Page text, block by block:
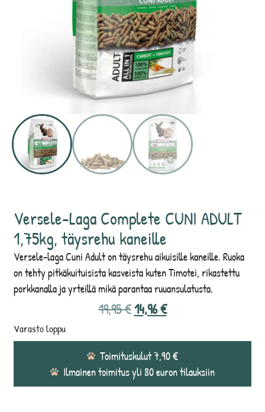
Versele-Laga Complete CUNI ADULT
1,75kg, täysrehu kaneille
Versele-laga Cuni Adult on täysrehu aikuisille kaneille. Ruoka
on tehty pitkäkuituisista kasveista kuten Timotei, rikastettu
porkkanalla ja yrteillä mikä parantaa ruuansulatusta.
19,95€14,96€
Varasto loppu
Toimituskulut 7,90 €
Ilmainen toimitus yli 80 euron tilauksiin